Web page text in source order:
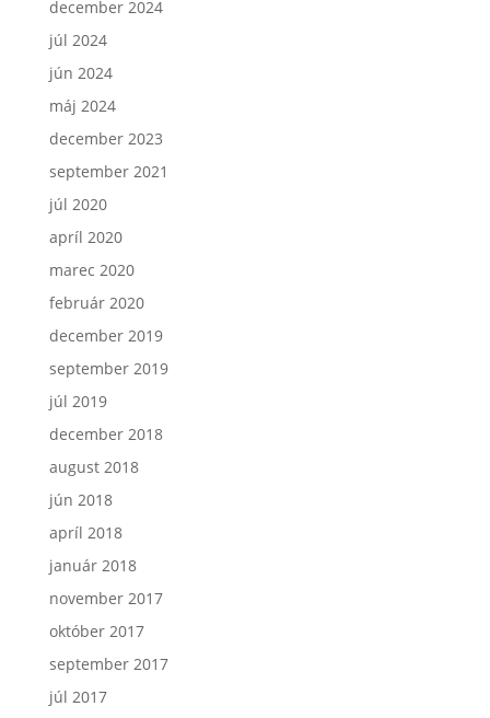
december 2024
júl 2024
jún 2024
máj 2024
december 2023
september 2021
júl 2020
apríl 2020
marec 2020
február 2020
december 2019
september 2019
júl 2019
december 2018
august 2018
jún 2018
apríl 2018
január 2018
november 2017
október 2017
september 2017
júl 2017